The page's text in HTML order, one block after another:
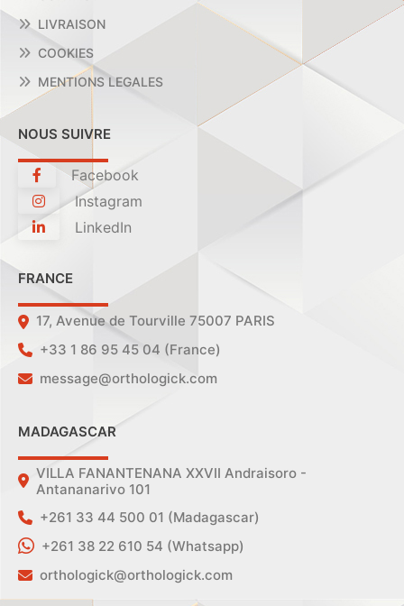
LIVRAISON
COOKIES
MENTIONS LEGALES
NOUS SUIVRE
Facebook
Instagram
LinkedIn
FRANCE
17, Avenue de Tourville 75007 PARIS
+33 1 86 95 45 04 (France)
message@orthologick.com
MADAGASCAR
VILLA FANANTENANA XXVII Andraisoro -
Antananarivo 101
+261 33 44 500 01 (Madagascar)
+261 38 22 610 54 (Whatsapp)
orthologick@orthologick.com